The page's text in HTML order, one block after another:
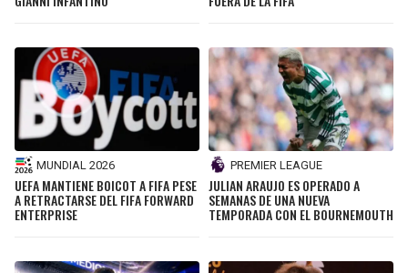
MUNDIAL 2026
UEFA MANTIENE BOICOT A FIFA PESE
A RETRACTARSE DEL FIFA FORWARD
ENTERPRISE
PREMIER LEAGUE
JULIAN ARAUJO ES OPERADO A
SEMANAS DE UNA NUEVA
TEMPORADA CON EL BOURNEMOUTH